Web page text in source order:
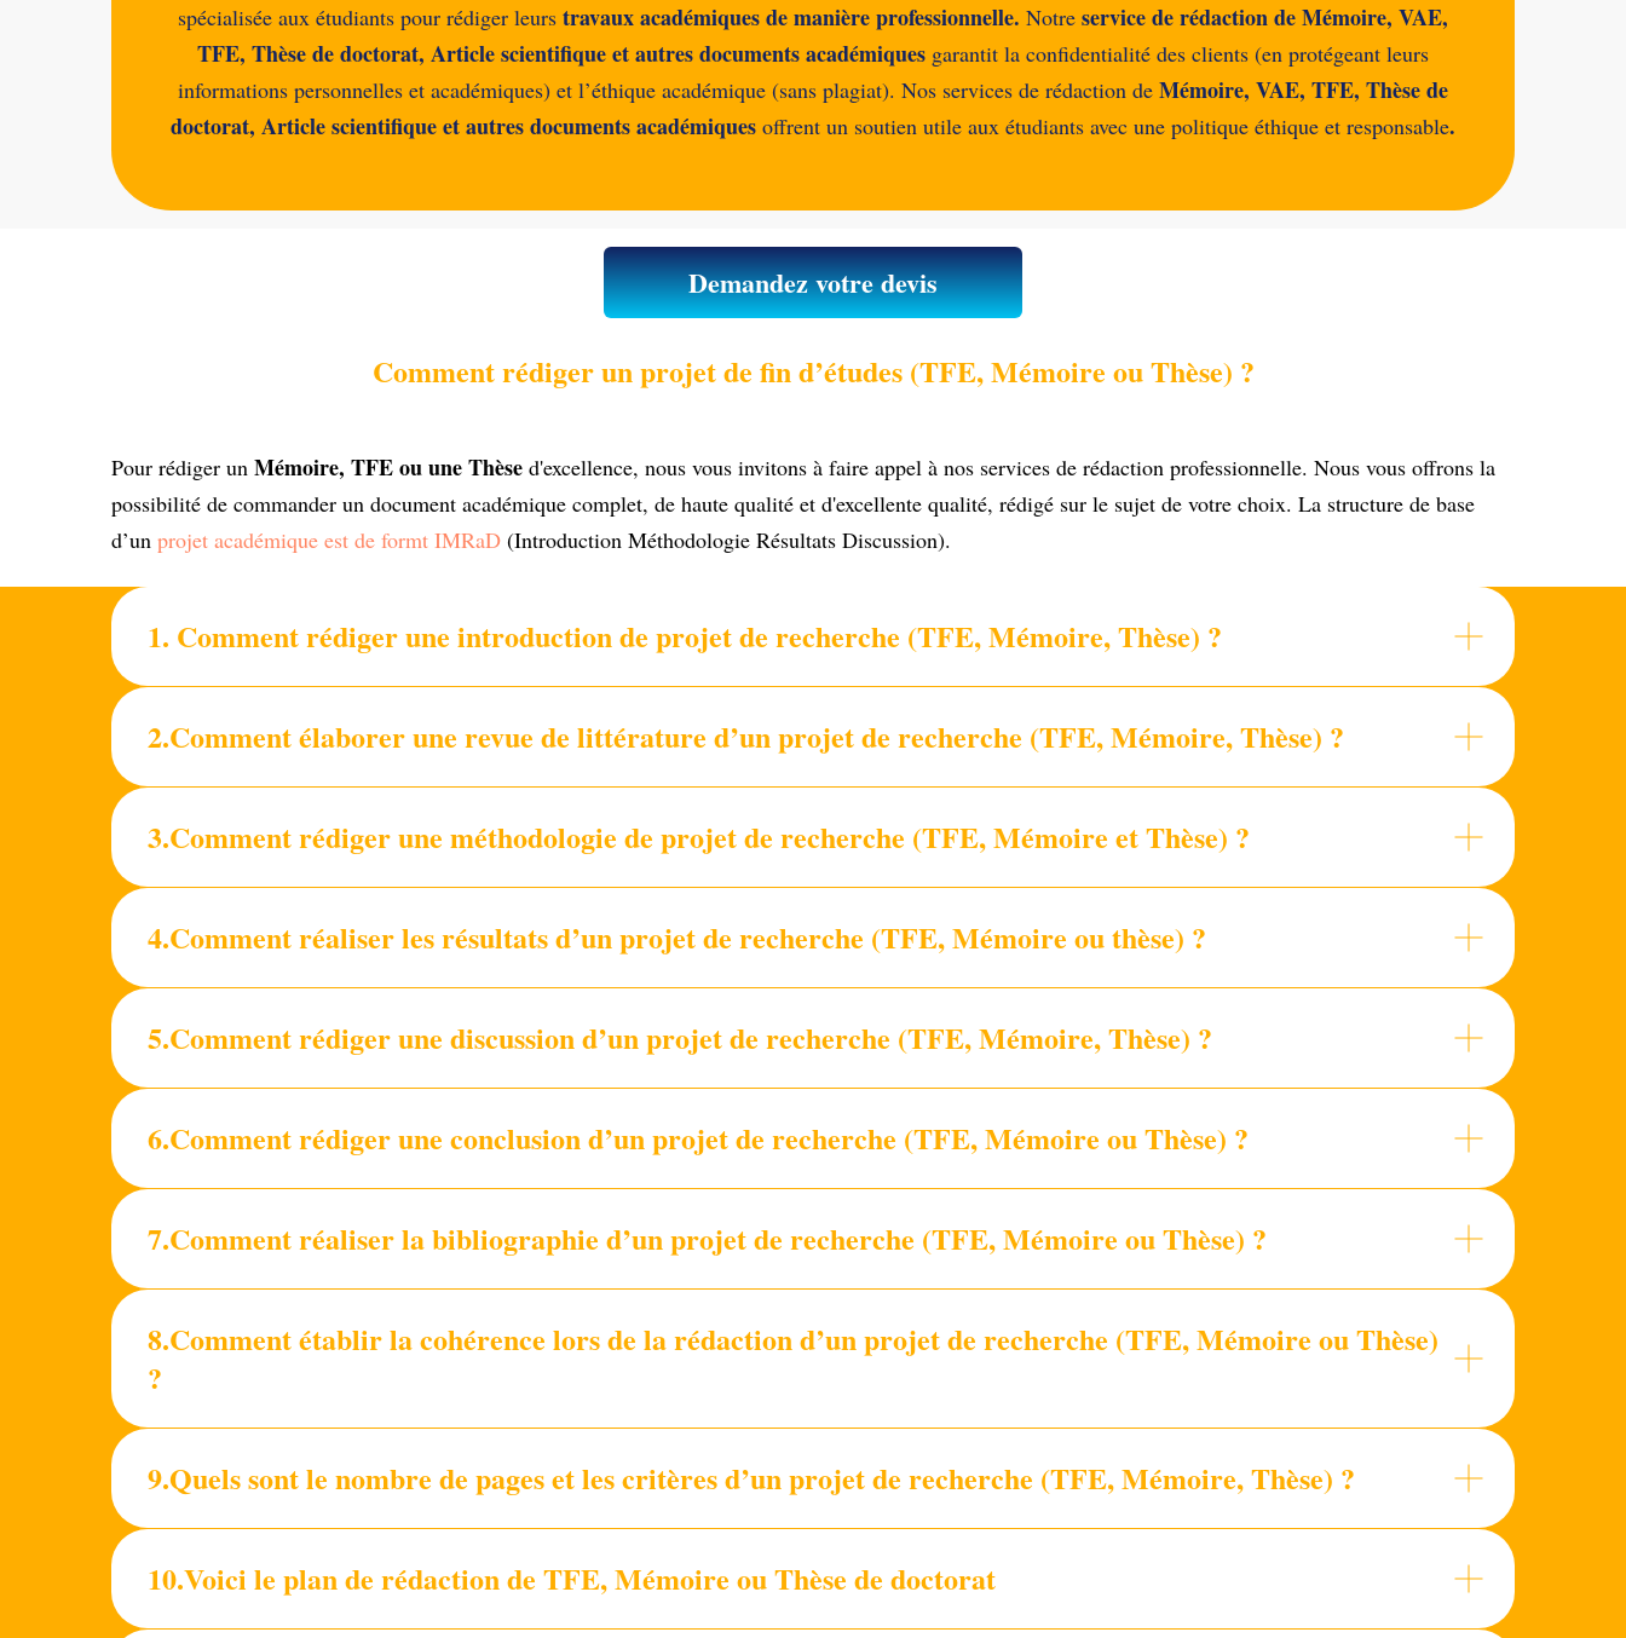
spécialisée aux étudiants pour rédiger leurs travaux académiques de manière professionnelle. Notre service de rédaction de Mémoire, VAE,
TFE, Thèse de doctorat, Article scientifique et autres documents académiques garantit la confidentialité des clients (en protégeant leurs
informations personnelles et académiques) et l’éthique académique (sans plagiat). Nos services de rédaction de Mémoire, VAE, TFE, Thèse de
doctorat, Article scientifique et autres documents académiques offrent un soutien utile aux étudiants avec une politique éthique et responsable.
Demandez votre devis
Comment rédiger un projet de fin d’études (TFE, Mémoire ou Thèse) ?
Pour rédiger un Mémoire, TFE ou une Thèse d'excellence, nous vous invitons à faire appel à nos services de rédaction professionnelle. Nous vous offrons la
possibilité de commander un document académique complet, de haute qualité et d'excellente qualité, rédigé sur le sujet de votre choix. La structure de base
d’un projet académique est de formt IMRaD (Introduction Méthodologie Résultats Discussion).
1. Comment rédiger une introduction de projet de recherche (TFE, Mémoire, Thèse) ?
2.Comment élaborer une revue de littérature d’un projet de recherche (TFE, Mémoire, Thèse) ?
3.Comment rédiger une méthodologie de projet de recherche (TFE, Mémoire et Thèse) ?
4.Comment réaliser les résultats d’un projet de recherche (TFE, Mémoire ou thèse) ?
5.Comment rédiger une discussion d’un projet de recherche (TFE, Mémoire, Thèse) ?
6.Comment rédiger une conclusion d’un projet de recherche (TFE, Mémoire ou Thèse) ?
7.Comment réaliser la bibliographie d’un projet de recherche (TFE, Mémoire ou Thèse) ?
8.Comment établir la cohérence lors de la rédaction d’un projet de recherche (TFE, Mémoire ou Thèse)
?
9.Quels sont le nombre de pages et les critères d’un projet de recherche (TFE, Mémoire, Thèse) ?
10.Voici le plan de rédaction de TFE, Mémoire ou Thèse de doctorat